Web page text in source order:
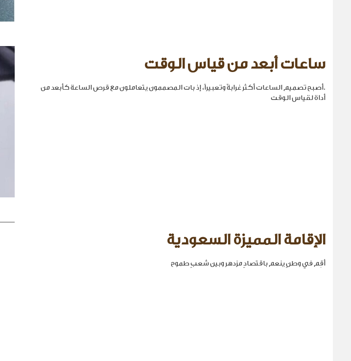
ساعات أبعد من قياس الوقت
.أصبح تصميم الساعات أكثر غرابةً وتعبيراً، إذ بات المصممون يتعاملون مع قرص الساعة كأبعد من
أداة لقياس الوقت
الإقامة المميزة السعودية
أقِم في وطنٍ ينعم باقتصادٍ مزدهر وبين شعبٍ طموح